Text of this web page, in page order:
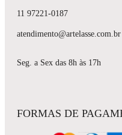
11 97221-0187
atendimento@artelasse.com.br
Seg. a Sex das 8h às 17h
FORMAS DE